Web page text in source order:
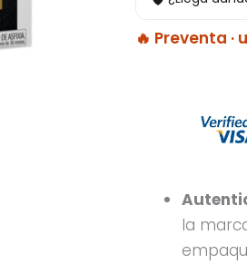
🔥 Preventa
la